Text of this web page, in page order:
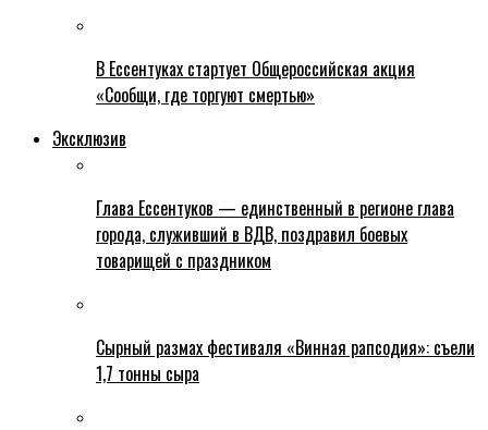
В Ессентуках стартует Общероссийская акция
«Сообщи, где торгуют смертью»
Эксклюзив
Глава Ессентуков — единственный в регионе глава
города, служивший в ВДВ, поздравил боевых
товарищей с праздником
Сырный размах фестиваля «Винная рапсодия»: съели
1,7 тонны сыра